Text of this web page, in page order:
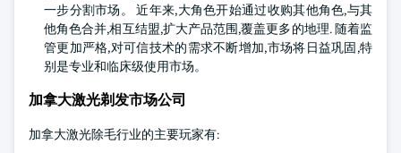
一步分割市场。 近年来,大角色开始通过收购其他角色,与其
他角色合并,相互结盟,扩大产品范围,覆盖更多的地理. 随着监
管更加严格,对可信技术的需求不断增加,市场将日益巩固,特
别是专业和临床级使用市场。
加拿大激光剃发市场公司
加拿大激光除毛行业的主要玩家有: